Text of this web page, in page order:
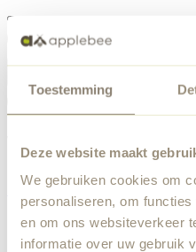
Toestemming
Deze website maakt
We gebruiken cookies om
personaliseren, om
en om ons websiteverkeer
informatie over uw gebruik
Something
been notified.
Back to home